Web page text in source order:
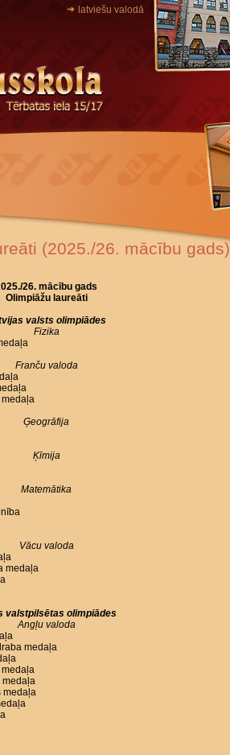
latviešu valodā
(2025./26. mācību gads)
/26. mācību gads
Olimpiāžu laureāti
valsts olimpiādes
Fizika
Franču valoda
medaļa
Ģeogrāfija
Ķīmija
Matemātika
Vācu valoda
medaļa
valstpilsētas olimpiādes
Angļu valoda
medaļa
medaļa
medaļa
medaļa